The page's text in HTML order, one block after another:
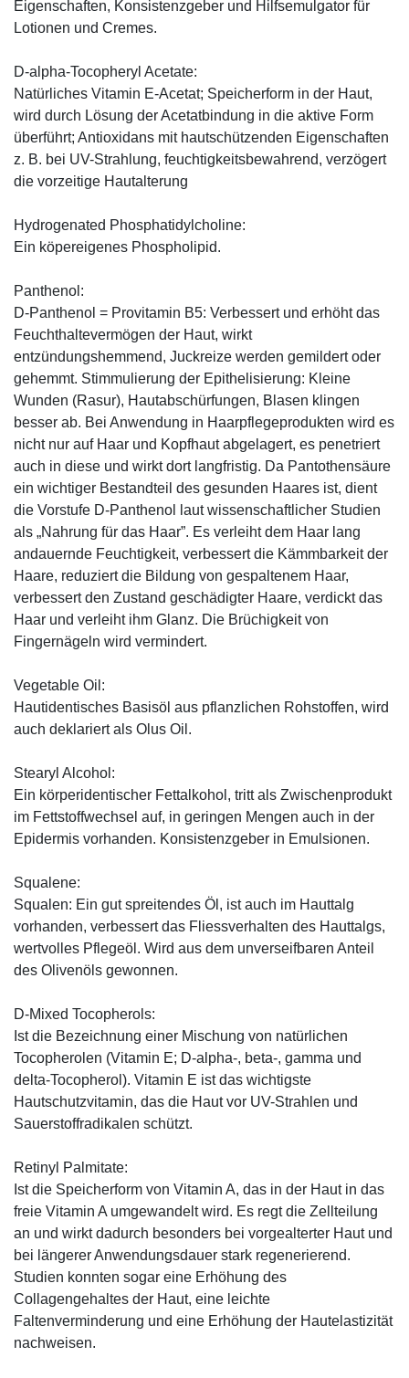
Eigenschaften, Konsistenzgeber und Hilfsemulgator für
Lotionen und Cremes.
D-alpha-Tocopheryl Acetate:
Natürliches Vitamin E-Acetat; Speicherform in der Haut,
wird durch Lösung der Acetatbindung in die aktive Form
überführt; Antioxidans mit hautschützenden Eigenschaften
z. B. bei UV-Strahlung, feuchtigkeitsbewahrend, verzögert
die vorzeitige Hautalterung
Hydrogenated Phosphatidylcholine:
Ein köpereigenes Phospholipid.
Panthenol:
D-Panthenol = Provitamin B5: Verbessert und erhöht das
Feuchthaltevermögen der Haut, wirkt
entzündungshemmend, Juckreize werden gemildert oder
gehemmt. Stimmulierung der Epithelisierung: Kleine
Wunden (Rasur), Hautabschürfungen, Blasen klingen
besser ab. Bei Anwendung in Haarpflegeprodukten wird es
nicht nur auf Haar und Kopfhaut abgelagert, es penetriert
auch in diese und wirkt dort langfristig. Da Pantothensäure
ein wichtiger Bestandteil des gesunden Haares ist, dient
die Vorstufe D-Panthenol laut wissenschaftlicher Studien
als „Nahrung für das Haar”. Es verleiht dem Haar lang
andauernde Feuchtigkeit, verbessert die Kämmbarkeit der
Haare, reduziert die Bildung von gespaltenem Haar,
verbessert den Zustand geschädigter Haare, verdickt das
Haar und verleiht ihm Glanz. Die Brüchigkeit von
Fingernägeln wird vermindert.
Vegetable Oil:
Hautidentisches Basisöl aus pflanzlichen Rohstoffen, wird
auch deklariert als Olus Oil.
Stearyl Alcohol:
Ein körperidentischer Fettalkohol, tritt als Zwischenprodukt
im Fettstoffwechsel auf, in geringen Mengen auch in der
Epidermis vorhanden. Konsistenzgeber in Emulsionen.
Squalene:
Squalen: Ein gut spreitendes Öl, ist auch im Hauttalg
vorhanden, verbessert das Fliessverhalten des Hauttalgs,
wertvolles Pflegeöl. Wird aus dem unverseifbaren Anteil
des Olivenöls gewonnen.
D-Mixed Tocopherols:
Ist die Bezeichnung einer Mischung von natürlichen
Tocopherolen (Vitamin E; D-alpha-, beta-, gamma und
delta-Tocopherol). Vitamin E ist das wichtigste
Hautschutzvitamin, das die Haut vor UV-Strahlen und
Sauerstoffradikalen schützt.
Retinyl Palmitate:
Ist die Speicherform von Vitamin A, das in der Haut in das
freie Vitamin A umgewandelt wird. Es regt die Zellteilung
an und wirkt dadurch besonders bei vorgealterter Haut und
bei längerer Anwendungsdauer stark regenerierend.
Studien konnten sogar eine Erhöhung des
Collagengehaltes der Haut, eine leichte
Faltenverminderung und eine Erhöhung der Hautelastizität
nachweisen.